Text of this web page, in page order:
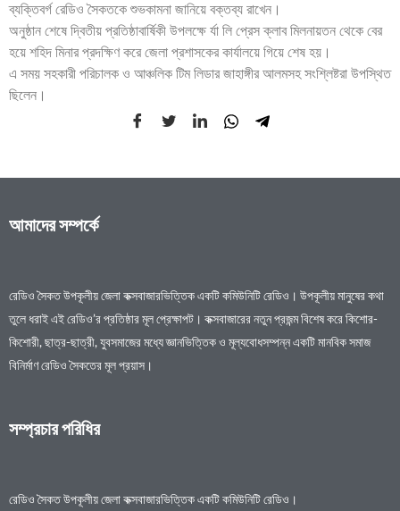
ব্যক্তিবর্গ রেডিও সৈকতকে শুভকামনা জানিয়ে বক্তব্য রাখেন।
অনুষ্ঠান শেষে দ্বিতীয় প্রতিষ্ঠাবার্ষিকী উপলক্ষে র্যা লি প্রেস ক্লাব মিলনায়তন থেকে বের
হয়ে শহিদ মিনার প্রদক্ষিণ করে জেলা প্রশাসকের কার্যালয়ে গিয়ে শেষ হয়।
এ সময় সহকারী পরিচালক ও আঞ্চলিক টিম লিডার জাহাঙ্গীর আলমসহ সংশ্লিষ্টরা উপস্থিত
ছিলেন।
আমাদের সম্পর্কে
রেডিও সৈকত উপকূলীয় জেলা কক্সবাজারভিত্তিক একটি কমিউনিটি রেডিও। উপকূলীয় মানুষের কথা
তুলে ধরাই এই রেডিও’র প্রতিষ্ঠার মূল প্রেক্ষাপট। কক্সবাজারের নতুন প্রজন্ম বিশেষ করে কিশোর-
কিশোরী, ছাত্র-ছাত্রী, যুবসমাজের মধ্যে জ্ঞানভিত্তিক ও মূল্যবোধসম্পন্ন একটি মানবিক সমাজ
বিনির্মাণ রেডিও সৈকতের মূল প্রয়াস।
সম্প্রচার পরিধির
রেডিও সৈকত উপকূলীয় জেলা কক্সবাজারভিত্তিক একটি কমিউনিটি রেডিও।